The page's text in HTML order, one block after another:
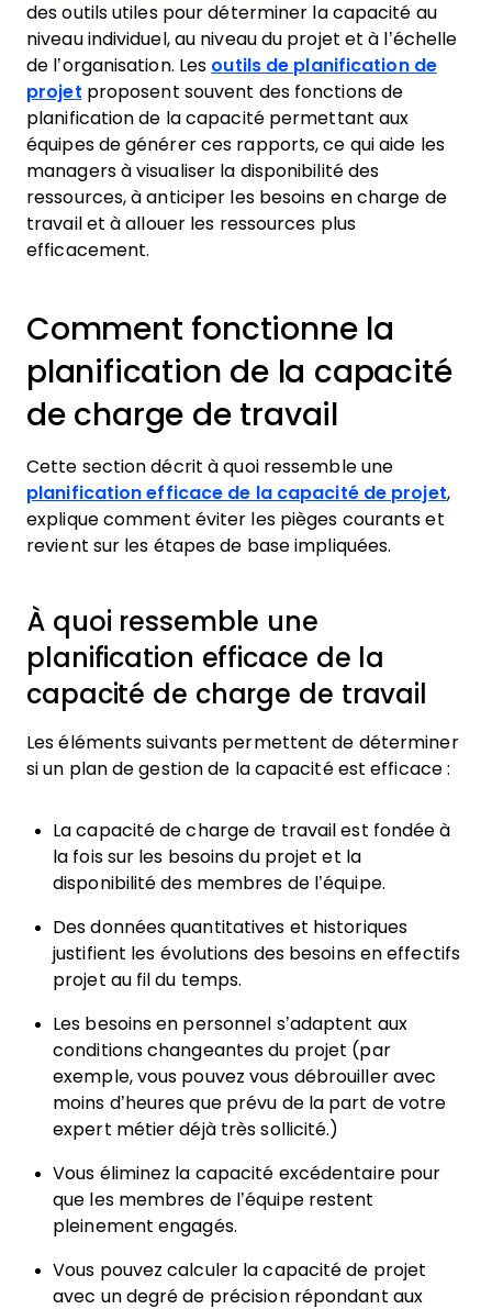
des outils utiles pour déterminer la capacité au
niveau individuel, au niveau du projet et à l’échelle
de l’organisation. Les outils de planification de
projet proposent souvent des fonctions de
planification de la capacité permettant aux
équipes de générer ces rapports, ce qui aide les
managers à visualiser la disponibilité des
ressources, à anticiper les besoins en charge de
travail et à allouer les ressources plus
efficacement.
Comment fonctionne la
planification de la capacité
de charge de travail
Cette section décrit à quoi ressemble une
planification efficace de la capacité de projet,
explique comment éviter les pièges courants et
revient sur les étapes de base impliquées.
À quoi ressemble une
planification efficace de la
capacité de charge de travail
Les éléments suivants permettent de déterminer
si un plan de gestion de la capacité est efficace :
La capacité de charge de travail est fondée à
la fois sur les besoins du projet et la
disponibilité des membres de l’équipe.
Des données quantitatives et historiques
justifient les évolutions des besoins en effectifs
projet au fil du temps.
Les besoins en personnel s’adaptent aux
conditions changeantes du projet (par
exemple, vous pouvez vous débrouiller avec
moins d’heures que prévu de la part de votre
expert métier déjà très sollicité.)
Vous éliminez la capacité excédentaire pour
que les membres de l’équipe restent
pleinement engagés.
Vous pouvez calculer la capacité de projet
avec un degré de précision répondant aux